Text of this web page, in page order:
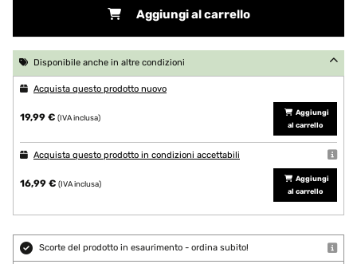
Aggiungi al carrello
Disponibile anche in altre condizioni
Acquista questo prodotto nuovo
19,99 € (IVA inclusa)
Aggiungi
al carrello
Acquista questo prodotto in condizioni accettabili
16,99 € (IVA inclusa)
Aggiungi
al carrello
Scorte del prodotto in esaurimento - ordina subito!